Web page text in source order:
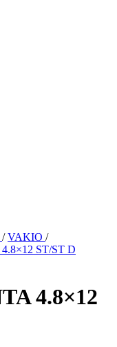
/VAKIO /
ST/ST D
4.8×12